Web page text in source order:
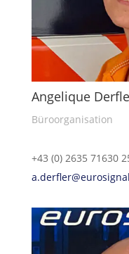
Angelique
Büroorganisation
+43 (0) 2635 71630